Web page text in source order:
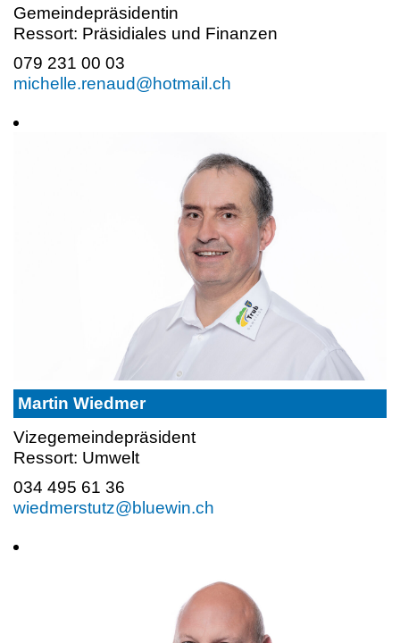
Gemeindepräsidentin
Ressort: Präsidiales und Finanzen
079 231 00 03
michelle.renaud@hotmail.ch
Martin Wiedmer
Vizegemeindepräsident
Ressort: Umwelt
034 495 61 36
wiedmerstutz@bluewin.ch